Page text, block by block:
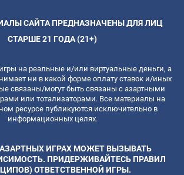
САЙТА ПРЕДНАЗНАЧЕНЫ ДЛЯ ЛИЦ
СТАРШЕ 21 ГОДА (21+)
на реальные и/или виртуальные деньги, а
ни в какой форме оплату ставок и/иных
связаны/могут быть связаны с азартными
или тотализаторами. Все материалы на
ресурсе публикуются исключительно в
информационных целях.
ИГРАХ МОЖЕТ ВЫЗЫВАТЬ
ПРИДЕРЖИВАЙТЕСЬ ПРАВИЛ
ОТВЕТСТВЕННОЙ ИГРЫ.